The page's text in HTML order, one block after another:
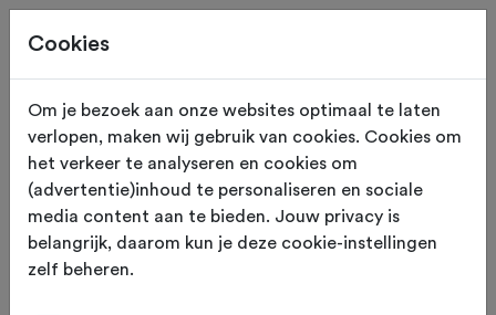
ROUTES + REIZEN Gewijzigd op 18 juni 2024
Routenetwerk ‘Randje
Drenthe' gelanceerd
Cookies
Om je bezoek aan onze websites optimaal te laten
verlopen, maken wij gebruik van cookies. Cookies om
het verkeer te analyseren en cookies om
(advertentie)inhoud te personaliseren en sociale
media content aan te bieden. Jouw privacy is
belangrijk, daarom kun je deze cookie-instellingen
zelf beheren.